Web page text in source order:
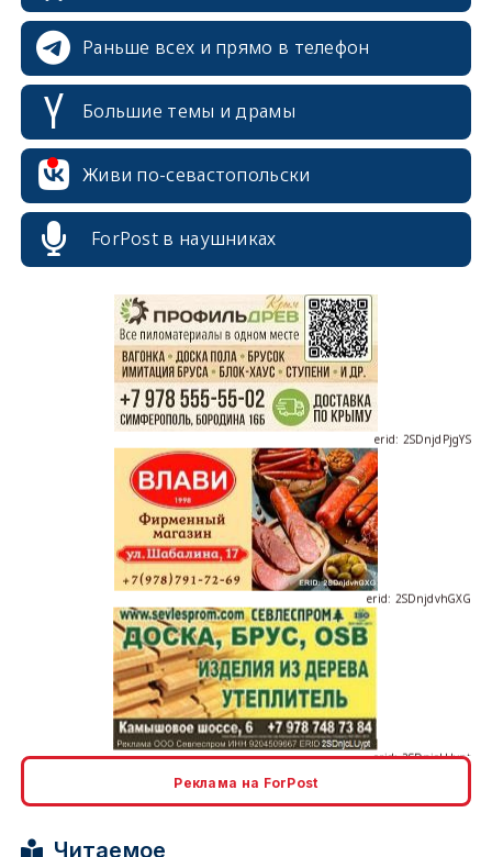
Раньше всех и прямо в телефон
Большие темы и драмы
Живи по-севастопольски
ForPost в наушниках
erid: 2SDnjcrDNw6
erid: 2SDnjdPjgYS
erid: 2SDnjdvhGXG
Реклама на ForPost
Читаемое